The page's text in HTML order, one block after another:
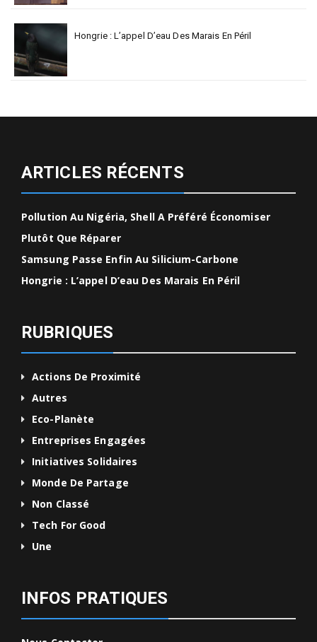
Hongrie : L’appel D’eau Des Marais En Péril
ARTICLES RÉCENTS
Pollution Au Nigéria, Shell A Préféré Économiser
Plutôt Que Réparer
Samsung Passe Enfin Au Silicium-Carbone
Hongrie : L’appel D’eau Des Marais En Péril
RUBRIQUES
Actions De Proximité
Autres
Eco-Planète
Entreprises Engagées
Initiatives Solidaires
Monde De Partage
Non Classé
Tech For Good
Une
INFOS PRATIQUES